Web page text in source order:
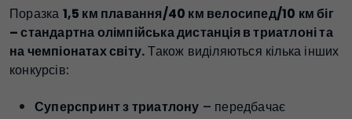
Поразка 1,5 км плавання/40 км велосипед/10 км біг
– стандартна олімпійська дистанція в триатлоні та
на чемпіонатах світу.Також виділяються кілька інших
конкурсів:
Суперспринт з триатлону – передбачає